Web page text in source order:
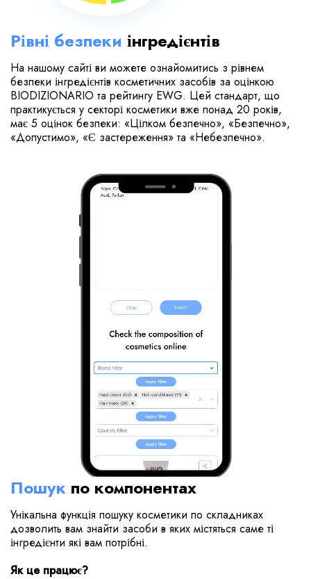
Рівні безпеки інгредієнтів
На нашому сайті ви можете ознайомитись з рівнем
безпеки інгредієнтів косметичних засобів за оцінкою
BIODIZIONARIO та рейтингу EWG. Цей стандарт, що
практикується у секторі косметики вже понад 20 років,
має 5 оцінок безпеки: «Цілком безпечно», «Безпечно»,
«Допустимо», «Є застереження» та «Небезпечно».
Пошук по компонентах
Унікальна функція пошуку косметики по складниках
дозволить вам знайти засоби в яких містяться саме ті
інгредієнти які вам потрібні.
Як це працює?